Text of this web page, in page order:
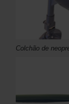
Colchão de